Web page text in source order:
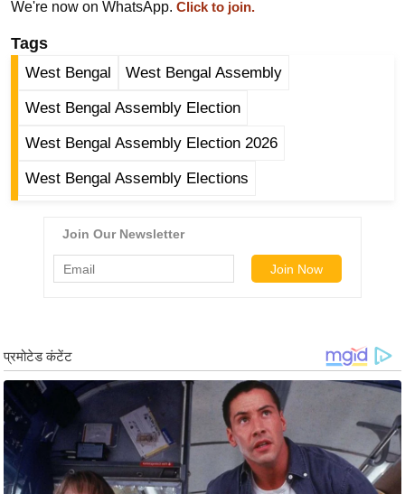
ब्री
नो
रं
न
ज
हॉ
ली
ड
फि
ल्म
We're now on WhatsApp. Click to join.
Tags
West Bengal West Bengal Assembly
West Bengal Assembly Election
West Bengal Assembly Election 2026
West Bengal Assembly Elections